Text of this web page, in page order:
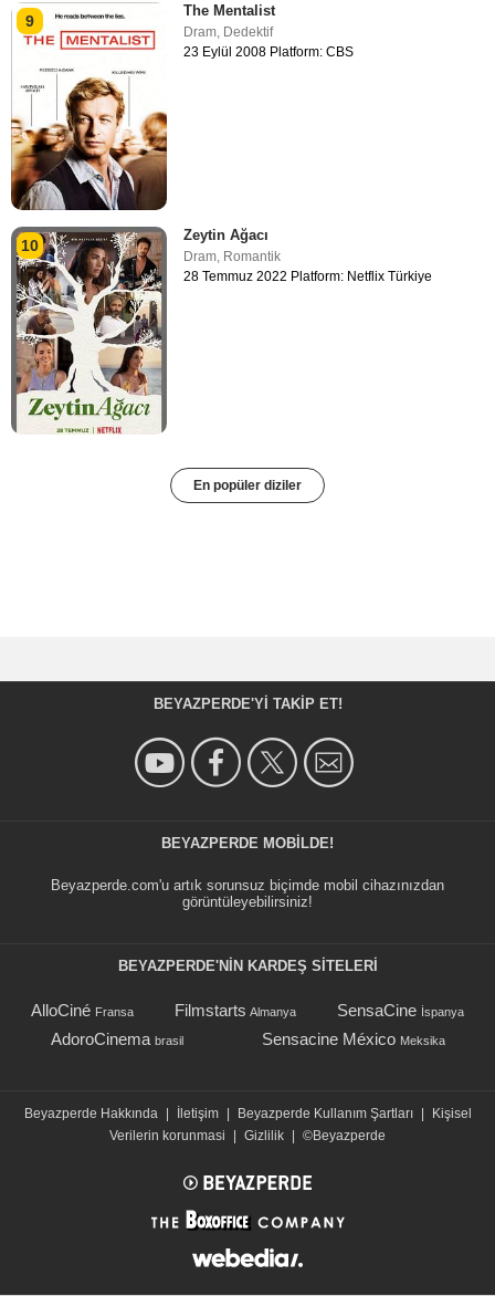
9
The Mentalist
Dram Dedektif
23 Eylül 2008 Platform: CBS
10
Zeytin Ağacı
Dram, Romantik
28 Temmuz 2022 Platform: Netflix Türkiye
En popüler diziler
BEYAZPERDE'YI TAKIP ET!
BEYAZPERDE MOBILDE!
Beyazperde.com'u artık sorunsuz biçimde mobil cihazınızdan
görüntüleyebilirsiniz!
BEYAZPERDE'NIN KARDEŞ SİTELERİ
AlloCiné Fransa Filmstarts Almanya SensaCine İspanya
AdoroCinema brasil Sensacine México Meksika
Beyazperde Hakkında İletişim Beyazperde Kullanım Şartları
Kişisel
Verilerin korunmasi
Gizlilik ©Beyazperde